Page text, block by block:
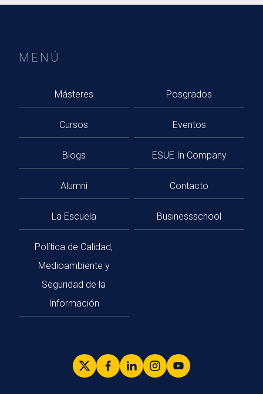
MENÚ
Másteres Posgrados
Cursos Eventos
Blogs ESUE In Company
Alumni Contacto
La Escuela Businessschool
Política de Calidad,
Medioambiente y
Seguridad de la
Información